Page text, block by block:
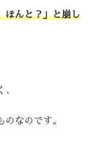
ほんと？」と崩し
なのです。